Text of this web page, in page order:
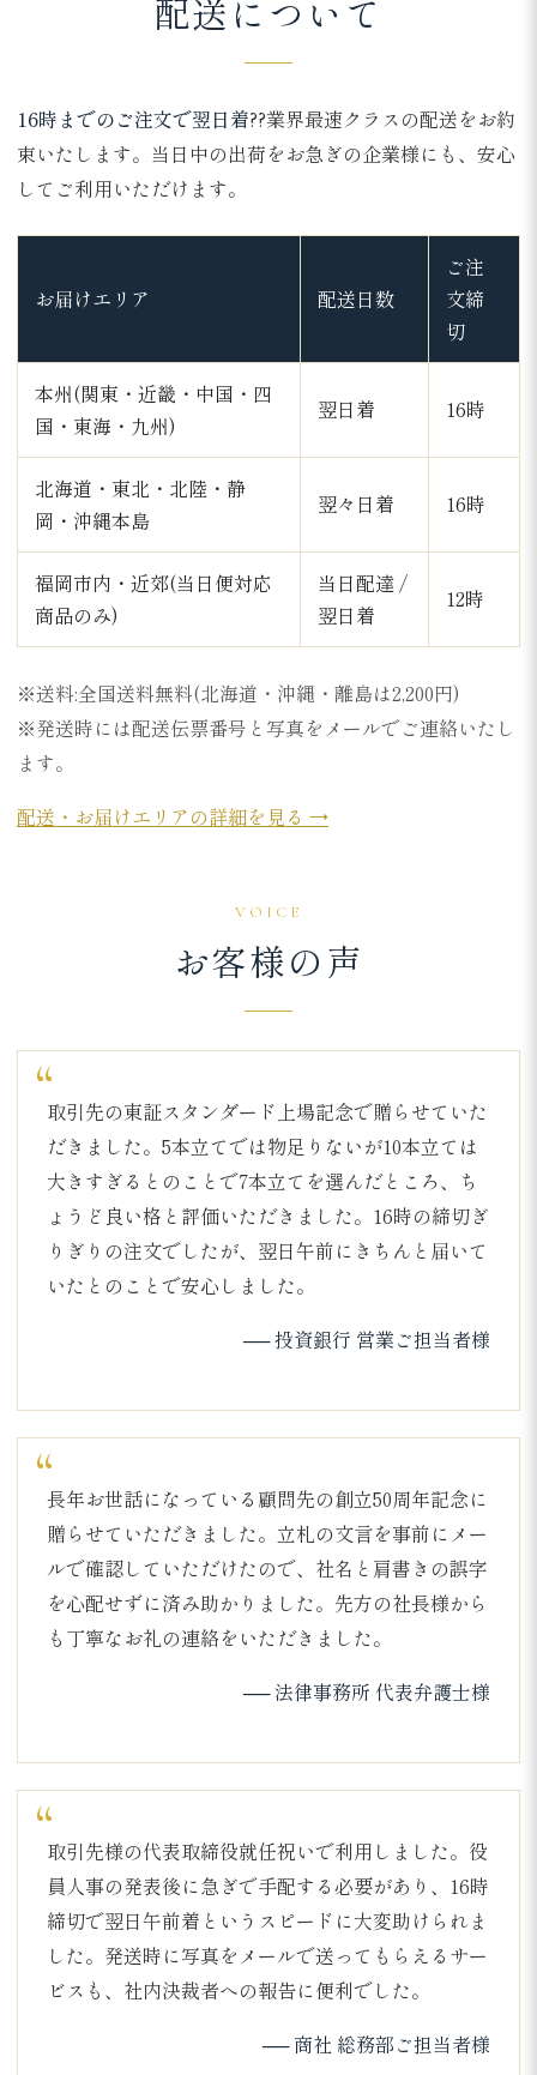
配送について
16時までのご注文で翌日着??業界最速クラスの配送をお約
束いたします。当日中の出荷をお急ぎの企業様にも、安心
してご利用いただけます。
お届けエリア 配送日数
ご注
文締
切
本州(関東・近畿・中国・四
国・東海・九州)
翌日着 16時
北海道・東北・北陸・静
岡・沖縄本島
翌々日着 16時
福岡市内・近郊(当日便対応
商品のみ)
当日配達 /
翌日着
12時
※送料:全国送料無料(北海道・沖縄・離島は2,200円)
※発送時には配送伝票番号と写真をメールでご連絡いたし
ます。
配送・お届けエリアの詳細を見る →
VOICE
お客様の声
取引先の東証スタンダード上場記念で贈らせていた
だきました。5本立てでは物足りないが10本立ては
大きすぎるとのことで7本立てを選んだところ、ち
ょうど良い格と評価いただきました。16時の締切ぎ
りぎりの注文でしたが、翌日午前にきちんと届いて
いたとのことで安心しました。
── 投資銀行 営業ご担当者様
長年お世話になっている顧問先の創立50周年記念に
贈らせていただきました。立札の文言を事前にメー
ルで確認していただけたので、社名と肩書きの誤字
を心配せずに済み助かりました。先方の社長様から
も丁寧なお礼の連絡をいただきました。
── 法律事務所 代表弁護士様
取引先様の代表取締役就任祝いで利用しました。役
員人事の発表後に急ぎで手配する必要があり、16時
締切で翌日午前着というスピードに大変助けられま
した。発送時に写真をメールで送ってもらえるサー
ビスも、社内決裁者への報告に便利でした。
── 商社 総務部ご担当者様